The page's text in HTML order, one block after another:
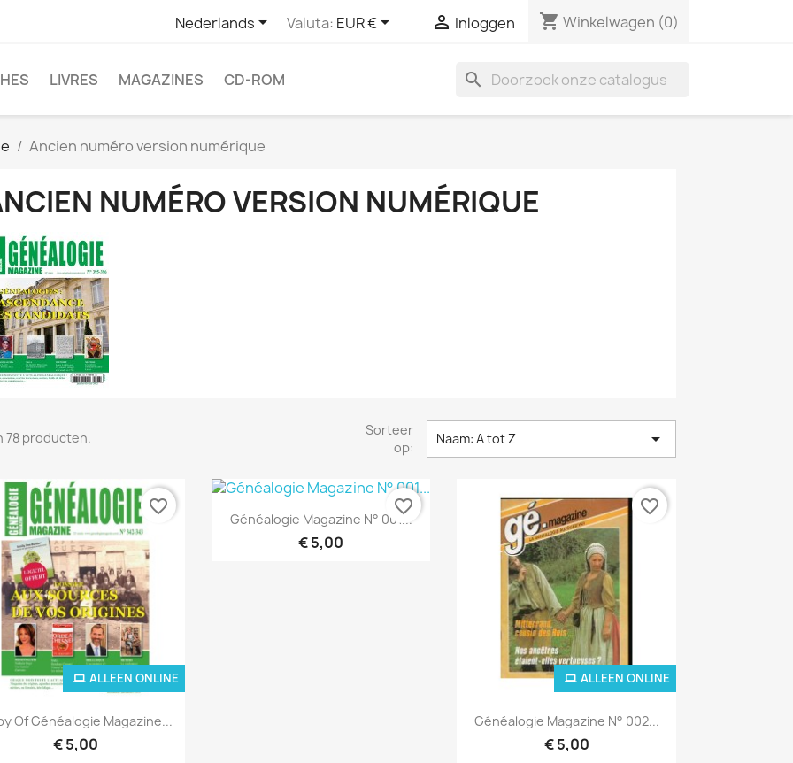
Nederlands Valuta: EUR €  Inloggen shopping_cart Winkelwagen (0)
LIVRES MAGAZINES CD-ROM search
Ancien numéro version numérique
NUMÉRO VERSION NUMÉRIQUE
78 producten.
Sorteer
op:
Naam: A tot Z 
Snel bekijken
Of Généalogie Magazine...
€ 5,00
ALLEEN ONLINE
favorite_border Snel bekijken
Généalogie Magazine N° 001...
€ 5,00
favorite_border
Snel bekijken
Généalogie Magazine N° 002...
€ 5,00
ALLEEN ONLINE
favorite_border